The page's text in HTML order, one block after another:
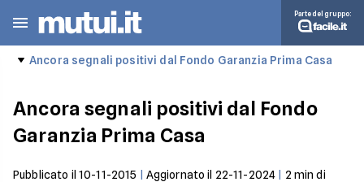
Parte del gruppo:
Ancora segnali positivi dal Fondo Garanzia Prima Casa
Ancora segnali positivi dal Fondo
Garanzia Prima Casa
Pubblicato il 10-11-2015 Aggiornato il 22-11-2024 2 min di